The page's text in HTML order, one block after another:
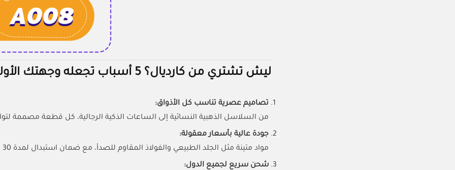
ليش تشتري من كارديال؟ 5 أسباب تجعله وجهتك الأولى
تصاميم عصرية تناسب كل الأذواق:
من السلاسل الذهبية النسائية إلى الساعات الذكية الرجالية، كل قطعة مصممة
جودة عالية بأسعار معقولة:
مواد متينة مثل الجلد الطبيعي والفولاذ المقاوم للصدأ، مع ضمان استبدال لمدة 30 يومًا.
شحن سريع لجميع الدول: